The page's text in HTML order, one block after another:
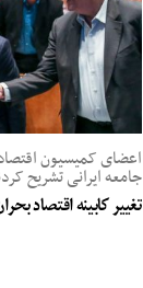
اعضای کمیسیون
جامعه ایرانی تشریح
تغییر کابینه اقتصاد